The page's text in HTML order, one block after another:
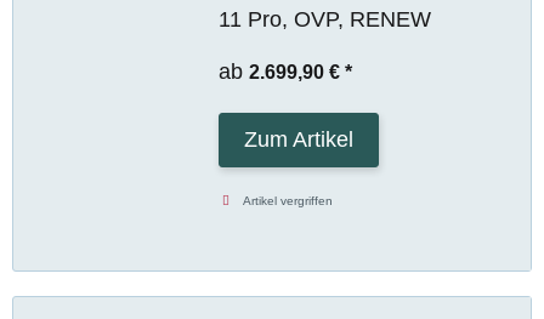
11 Pro, OVP, RENEW
ab 2.699,90 € *
Zum Artikel
Artikel vergriffen